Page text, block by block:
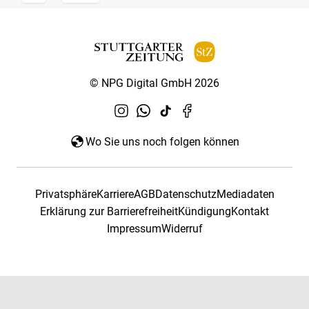
© NPG Digital GmbH 2026
Wo Sie uns noch folgen können
PrivatsphäreKarriereAGBDatenschutzMediadaten
Erklärung zur BarrierefreiheitKündigungKontakt
ImpressumWiderruf